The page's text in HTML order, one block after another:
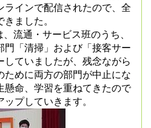
ラインで配信されたので、全
ました。
流通・サービス班のうち、
門「清掃」および「接客サー
していましたが、残念ながら
ために両方の部門が中止にな
懸命、学習を重ねてきたので
プしていきます。